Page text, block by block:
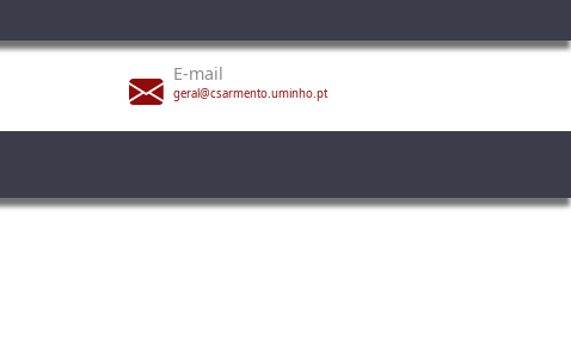
E-mail
geral@csarmento.uminho.pt